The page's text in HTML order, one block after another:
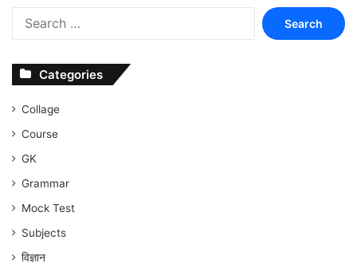
Search
for:
Categories
Collage
Course
GK
Grammar
Mock Test
Subjects
विज्ञान